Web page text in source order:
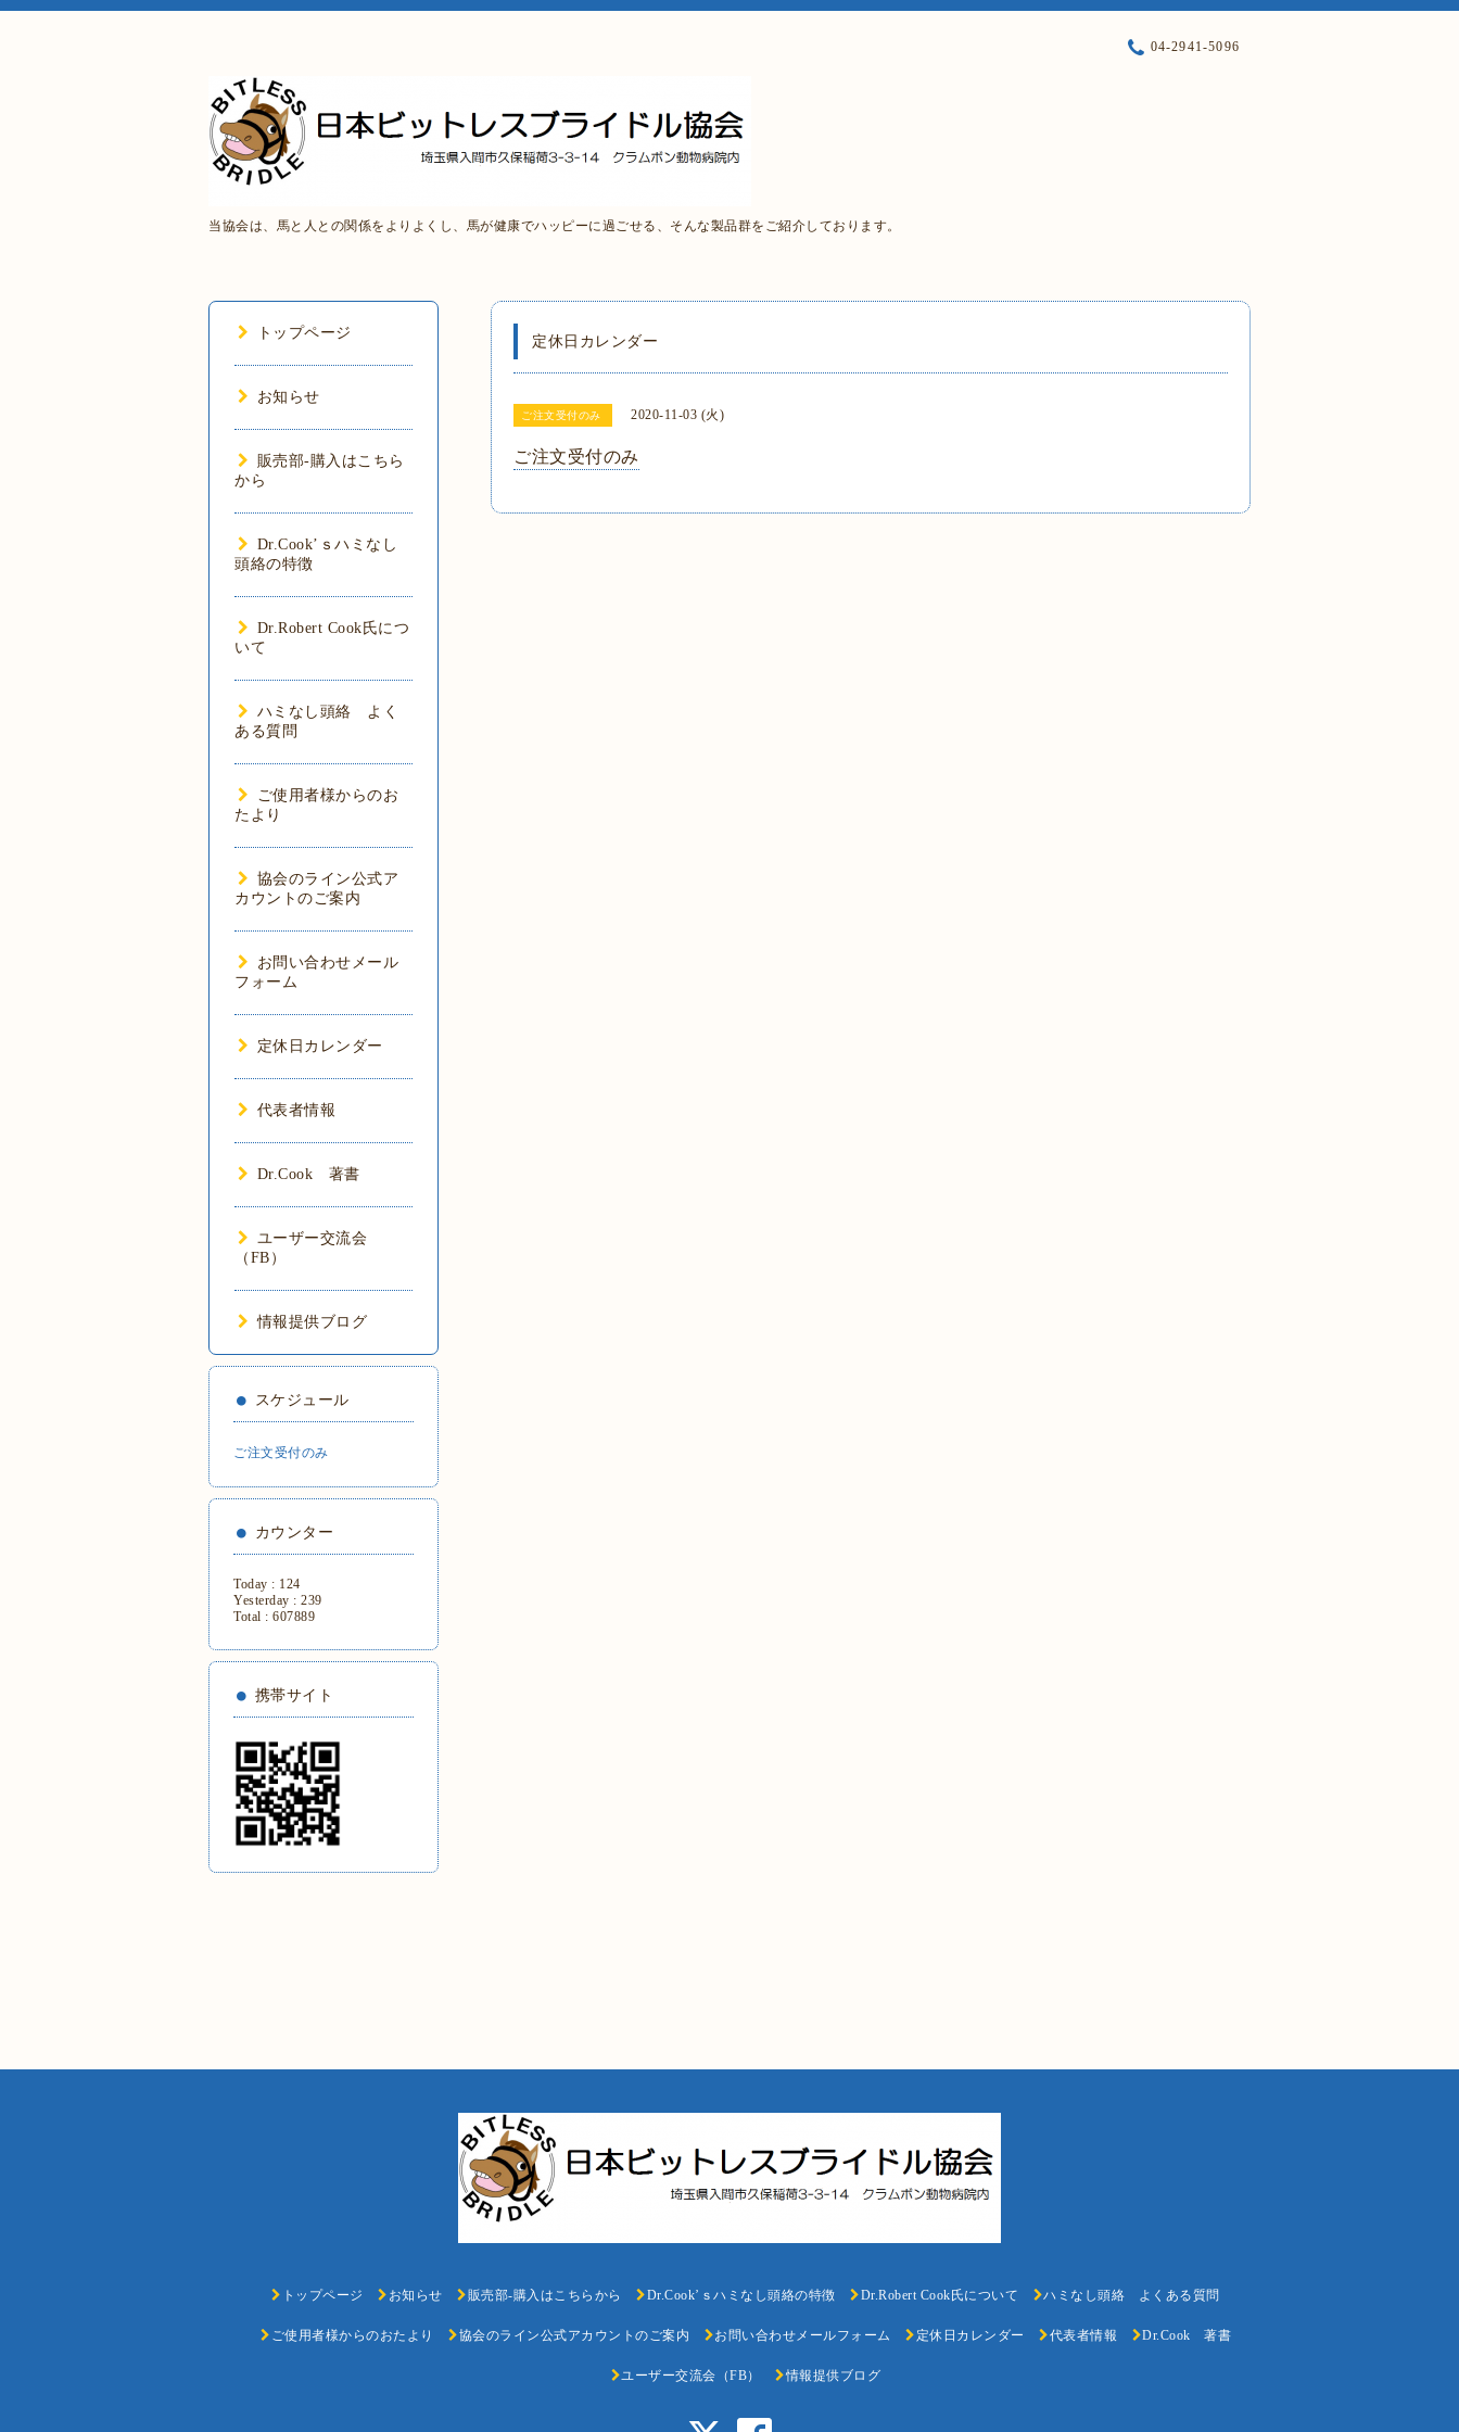
当協会は、馬と人との関係をよりよくし、馬が健康でハッピーに過ごせる、そんな製品群をご紹介しております。
04-2941-5096
定休日カレンダー
ご注文受付のみ 2020-11-03 (火)
ご注文受付のみ
トップページ
お知らせ
販売部-購入はこちら
から
Dr.Cook’ｓハミなし
頭絡の特徴
Dr.Robert Cook氏につ
いて
ハミなし頭絡 よく
ある質問
ご使用者様からのお
たより
協会のライン公式ア
カウントのご案内
お問い合わせメール
フォーム
定休日カレンダー
代表者情報
Dr.Cook 著書
ユーザー交流会
（FB）
情報提供ブログ
スケジュール
ご注文受付のみ
カウンター
Today : 124
Yesterday : 239
Total : 607889
携帯サイト
トップページ お知らせ 販売部-購入はこちらから Dr.Cook’ｓハミなし頭絡の特徴 Dr.Robert Cook氏について ハミなし頭絡 よくある質問
ご使用者様からのおたより 協会のライン公式アカウントのご案内 お問い合わせメールフォーム 定休日カレンダー 代表者情報 Dr.Cook 著書
ユーザー交流会（FB） 情報提供ブログ